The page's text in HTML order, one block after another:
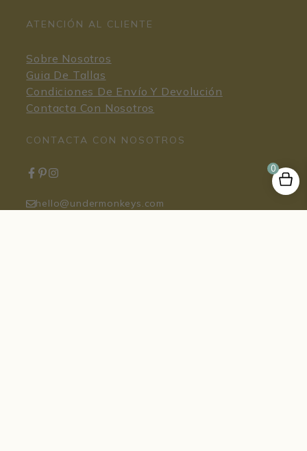
ATENCIÓN AL CLIENTE
Sobre Nosotros
Guia De Tallas
Condiciones De Envío Y Devolución
Contacta Con Nosotros
CONTACTA CON NOSOTROS
hello@undermonkeys.com
0